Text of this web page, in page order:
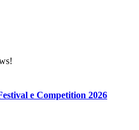
e Competition 2026